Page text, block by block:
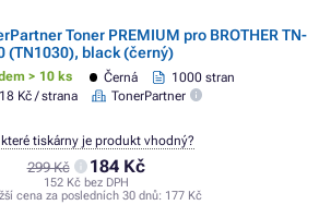
Toner PREMIUM pro BROTHER TN-
(TN1030), black (černý)
> 10 ks Černá
1000 stran
Kč / strana
TonerPartner
299 Kč 184 Kč
152 Kč bez DPH
cena za posledních 30 dnů: 177 Kč
které tiskárny je produkt vhodný?